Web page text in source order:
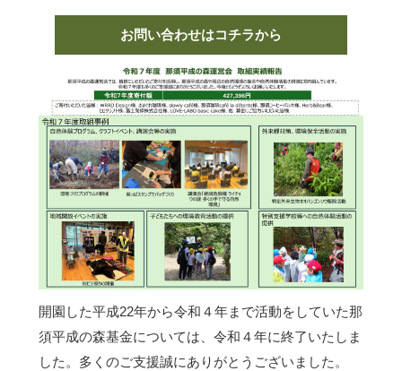
お問い合わせはコチラから
開園した平成22年から令和４年まで活動をしていた那
須平成の森基金については、令和４年に終了いたしま
した。多くのご支援誠にありがとうございました。